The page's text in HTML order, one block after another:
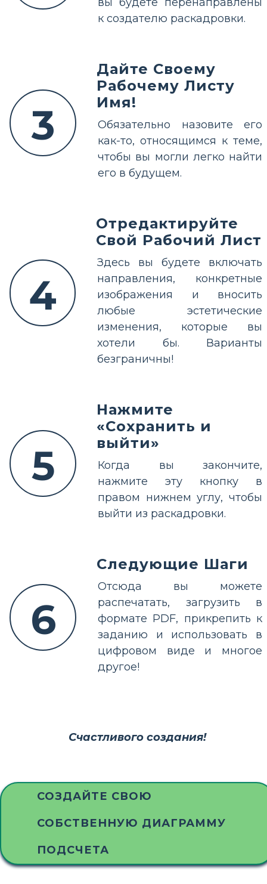
к создателю раскадровки.
3
Дайте Своему
Рабочему Листу
Имя!
Обязательно назовите его
как-то, относящимся к теме,
чтобы вы могли легко найти
его в будущем.
4
Отредактируйте
Свой Рабочий Лист
Здесь вы будете включать
направления, конкретные
изображения и вносить
любые эстетические
изменения, которые вы
хотели бы. Варианты
безграничны!
5
Нажмите
«Сохранить и
выйти»
Когда вы закончите,
нажмите эту кнопку в
правом нижнем углу, чтобы
выйти из раскадровки.
6
Следующие Шаги
Отсюда вы можете
распечатать, загрузить в
формате PDF, прикрепить к
заданию и использовать в
цифровом виде и многое
другое!
Счастливого создания!
СОЗДАЙТЕ СВОЮ
СОБСТВЕННУЮ ДИАГРАММУ
ПОДСЧЕТА